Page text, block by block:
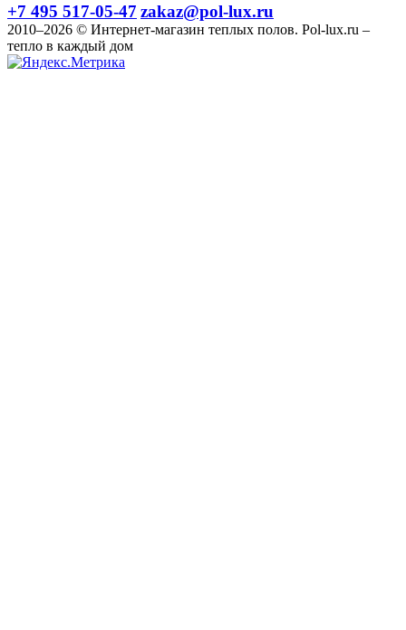
+7 495 517-05-47 zakaz@pol-lux.ru
2010–2026 © Интернет-магазин теплых полов. Pol-lux.ru –
тепло в каждый дом